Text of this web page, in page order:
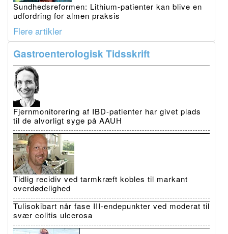
Sundhedsreformen: Lithium-patienter kan blive en
udfordring for almen praksis
Flere artikler
Gastroenterologisk Tidsskrift
Fjernmonitorering af IBD-patienter har givet plads
til de alvorligt syge på AAUH
Tidlig recidiv ved tarmkræft kobles til markant
overdødelighed
Tulisokibart når fase III-endepunkter ved moderat til
svær colitis ulcerosa